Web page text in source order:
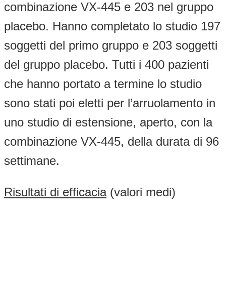
combinazione VX-445 e 203 nel gruppo
placebo. Hanno completato lo studio 197
soggetti del primo gruppo e 203 soggetti
del gruppo placebo. Tutti i 400 pazienti
che hanno portato a termine lo studio
sono stati poi eletti per l’arruolamento in
uno studio di estensione, aperto, con la
combinazione VX-445, della durata di 96
settimane.
Risultati di efficacia(valori medi)